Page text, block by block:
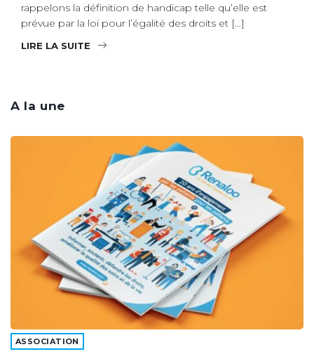
rappelons la définition de handicap telle qu’elle est
prévue par la loi pour l’égalité des droits et […]
LIRE LA SUITE
A la une
ASSOCIATION